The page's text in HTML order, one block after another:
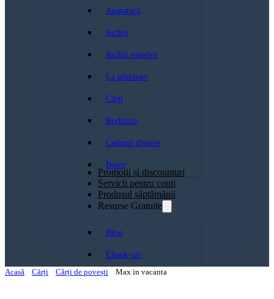
Aparatură
Jucării
Jucării exterior
La plimbare
Cărți
Rechizite
Cadouri diverse
Botez
Promoții și discounturi
Servicii pentru copii
Produsul săptămănii
Resurse Gratuite
Blog
Ebook-uri
Acasă
Cărți Cărți de povești Max in vacanta